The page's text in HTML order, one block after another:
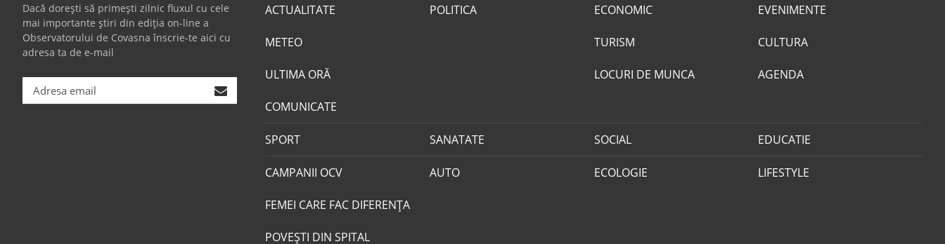
Dacă dorești să primești zilnic fluxul cu cele
mai importante știri din ediția on-line a
Observatorului de Covasna înscrie-te aici cu
adresa ta de e-mail
ACTUALITATE
METEO
ULTIMA ORĂ
COMUNICATE
POLITICA ECONOMIC
TURISM
LOCURI DE MUNCA
EVENIMENTE
CULTURA
AGENDA
SPORT SANATATE SOCIAL EDUCATIE
CAMPANII OCV
FEMEI CARE FAC DIFERENȚA
POVEŞTI DIN SPITAL
AUTO ECOLOGIE LIFESTYLE